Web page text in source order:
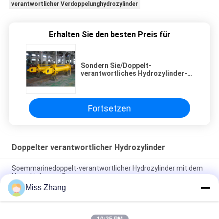
verantwortlicher Verdoppelunghydrozylinder
Erhalten Sie den besten Preis für
Sondern Sie/Doppelt-
verantwortliches Hydrozylinder-
Fortsetzen
Doppelter verantwortlicher Hydrozylinder
Soemmarinedoppelt-verantwortlicher Hydrozylinder mit dem
Verschiebungs-Sensor
Fall-umgedrehter doppelter Kolben-Hydrozylinder-doppelter
verantwortlicher hydraulischer Stoßheber
Miss Zhang